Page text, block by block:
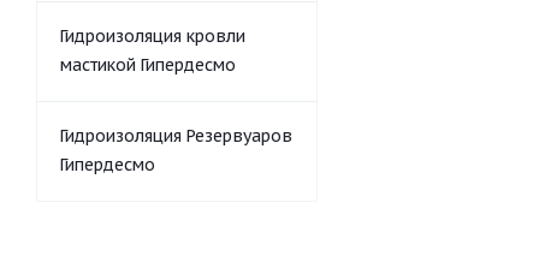
Гидроизоляция кровли
мастикой Гипердесмо
Гидроизоляция Резервуаров
Гипердесмо